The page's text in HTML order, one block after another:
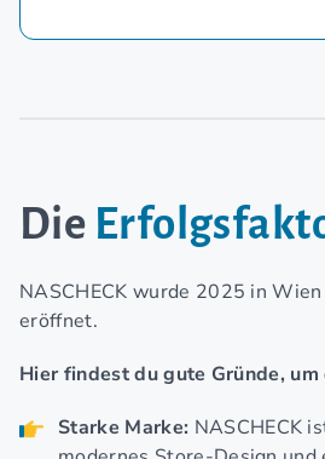
Die
NASCHECK wurde 2025 in
eröffnet.
Hier findest du gute Gründe,
Starke Marke: NASCHECK